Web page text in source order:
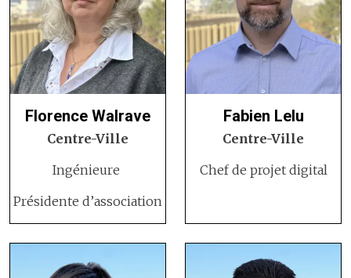
Florence Walrave
Centre-Ville
Ingénieure
Présidente d’association
Fabien Lelu
Centre-Ville
Chef de projet digital